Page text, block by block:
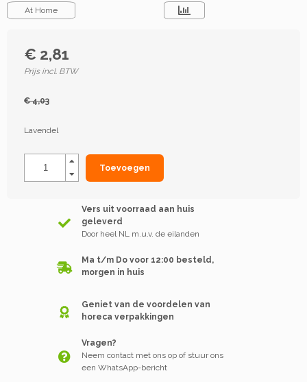
At Home
€ 2,81
Prijs incl. BTW
€ 4,03
Lavendel
Toevoegen
Vers uit voorraad aan huis
geleverd
Door heel NL m.u.v. de eilanden
Ma t/m Do voor 12:00 besteld,
morgen in huis
Geniet van de voordelen van
horeca verpakkingen
Vragen?
Neem contact met ons op of stuur ons
een WhatsApp-bericht